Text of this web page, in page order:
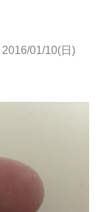
2016/01/10(日)